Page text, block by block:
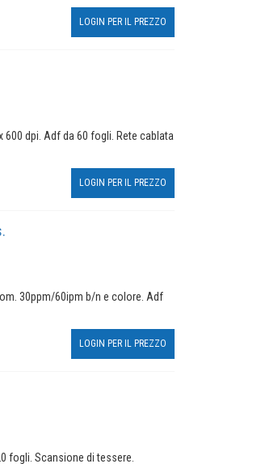
LOGIN PER IL PREZZO
dpi. Adf da 60 fogli. Rete cablata
LOGIN PER IL PREZZO
30ppm/60ipm b/n e colore. Adf
LOGIN PER IL PREZZO
fogli. Scansione di tessere.